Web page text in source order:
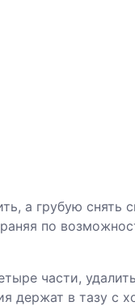
а грубую снять
по
части,
держат в тазу с